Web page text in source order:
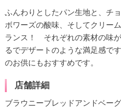
ふんわりとしたパン生地と、チ
ボワーズの酸味、そしてクリー
ランス！ それぞれの素材の味
るでデザートのような満足感で
のお供にもおすすめです。
店舗詳細
ブラウニーブレッドアンドベー